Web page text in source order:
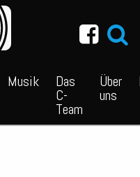
Musik Das
C-
Team
Über
uns